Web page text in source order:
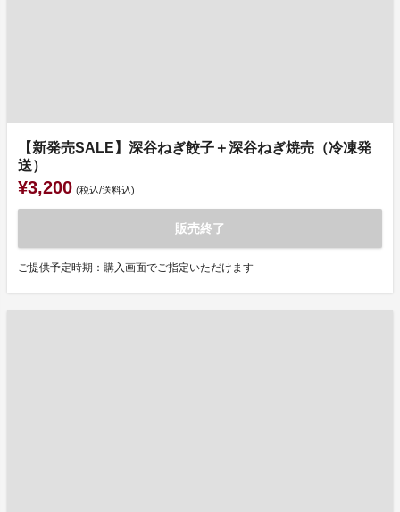
【新発売SALE】深谷ねぎ餃子＋深谷ねぎ焼売（冷凍発
送）
¥3,200 (税込/送料込)
販売終了
ご提供予定時期：購入画面でご指定いただけます